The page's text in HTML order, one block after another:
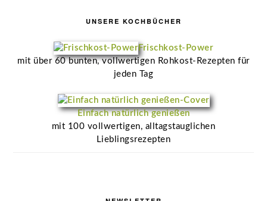
UNSERE KOCHBÜCHER
Frischkost-Power
mit über 60 bunten, vollwertigen Rohkost-Rezepten für
jeden Tag
Einfach natürlich genießen
mit 100 vollwertigen, alltagstauglichen
Lieblingsrezepten